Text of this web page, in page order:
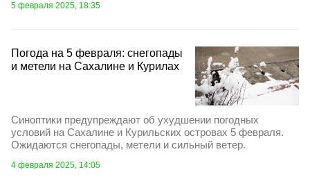
5 февраля 2025, 18:35
Погода на 5 февраля: снегопады
и метели на Сахалине и Курилах
Синоптики предупреждают об ухудшении погодных
условий на Сахалине и Курильских островах 5 февраля.
Ожидаются снегопады, метели и сильный ветер.
4 февраля 2025, 14:05